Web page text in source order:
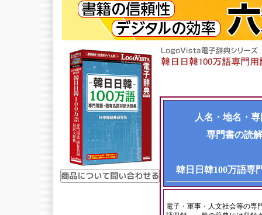
人名・地名・
専門書の読
韓日日韓100万語専
電子・軍事・人文社会等の専